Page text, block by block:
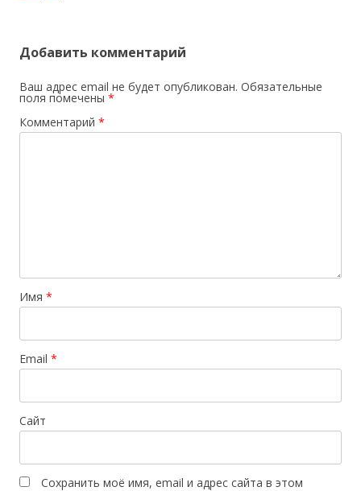
Добавить комментарий
Ваш адрес email не будет опубликован. Обязательные
поля помечены *
Комментарий *
Имя *
Email *
Сайт
Сохранить моё имя, email и адрес сайта в этом